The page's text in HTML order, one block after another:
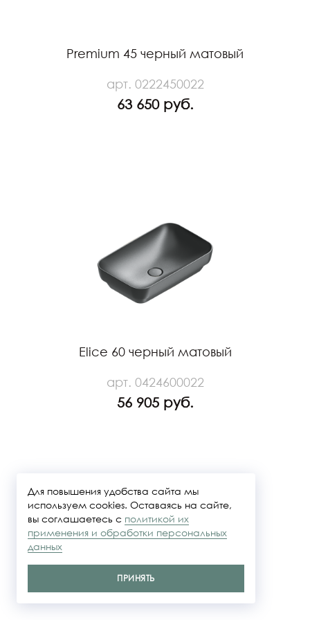
Premium 45 черный матовый
арт. 0222450022
63 650 руб.
Elice 60 черный матовый
арт. 0424600022
56 905 руб.
Для повышения удобства сайта мы
используем cookies. Оставаясь на сайте,
вы соглашаетесь с политикой их
применения и обработки персональных
данных
ПРИНЯТЬ